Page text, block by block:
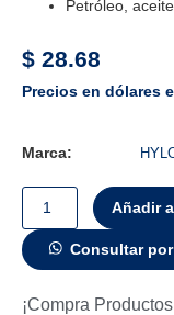
Petróleo,
$ 28.68
Precios en dólares
Marca:
Añadir
Consultar
¡Compra